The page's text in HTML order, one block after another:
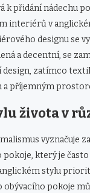
k přidání nádechu
interiérů v
designu se
a decentní, se
zatímco
příjemným
života v
vyznačuje
pokoje, který je
stylu
obývacího pokoje